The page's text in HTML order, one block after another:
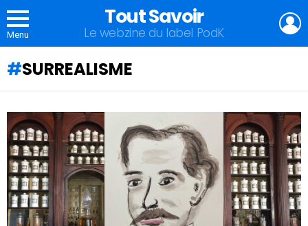
Menu
Tout Savoir
Le webzine du label PodK
SURREALISME
QU'ALLEZ-
VOUS
APPRENDRE
AUJOURD'HUI
?